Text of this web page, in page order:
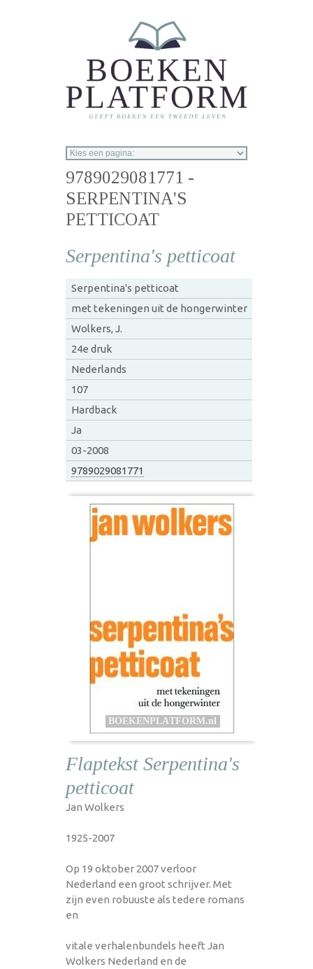
9789029081771 -
SERPENTINA'S
PETTICOAT
Serpentina's petticoat
Serpentina's petticoat
met tekeningen uit de hongerwinter
Wolkers, J.
24e druk
Nederlands
107
Hardback
Ja
03-2008
9789029081771
Flaptekst Serpentina's
petticoat
Jan Wolkers
1925-2007
Op 19 oktober 2007 verloor
Nederland een groot schrijver. Met
zijn even robuuste als tedere romans
en
vitale verhalenbundels heeft Jan
Wolkers Nederland en de